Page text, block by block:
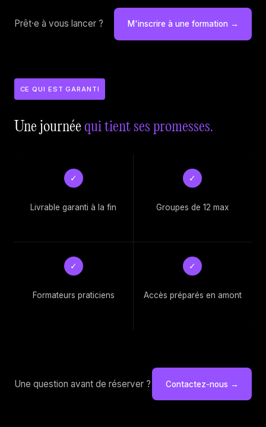
Prêt·e à vous lancer ? M'inscrire à une formation →
CE QUI EST GARANTI
Une journée qui tient ses promesses.
✓
Livrable garanti à la fin
✓
Groupes de 12 max
✓
Formateurs praticiens
✓
Accès préparés en amont
Une question avant de réserver ? Contactez-nous →